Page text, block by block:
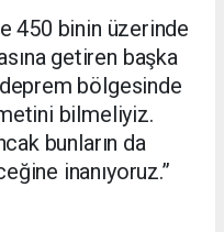
450 binin üzerinde
getiren başka
bölgesinde
bilmeliyiz.
bunların da
inanıyoruz.”